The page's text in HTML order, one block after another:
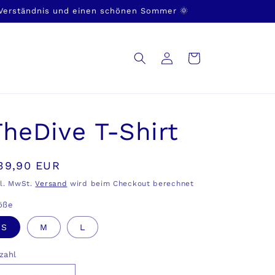
und einen schönen Sommer 🌞
EinloggenWarenkorb
T-Shirt
EUR
MwSt.Versand wird beim Checkout berechnet
S M L